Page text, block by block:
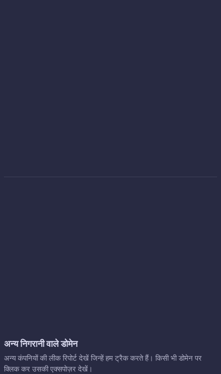
अन्य निगरानी वाले डोमेन
अन्य कंपनियों की लीक रिपोर्ट देखें जिन्हें हम ट्रैक करते हैं। किसी भी डोमेन पर
क्लिक कर उसकी एक्सपोज़र देखें।